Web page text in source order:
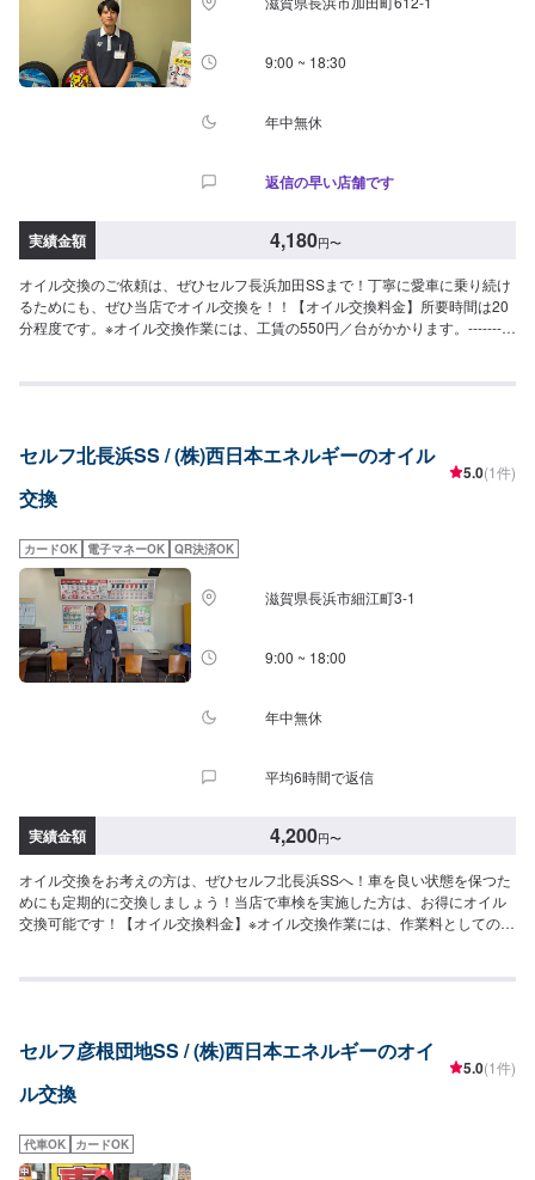
9:00 ~ 18:30
年中無休
返信の早い店舗です
実績金額 4,180円〜
オイル交換のご依頼は、ぜひセルフ長浜加田SSまで！丁寧に愛車に乗り続け
るためにも、ぜひ当店でオイル交換を！！【オイル交換料金】所要時間は20
分程度です。※オイル交換作業には、工賃の550円／台がかかります。----------
費）・0W-20▶︎1,870円（0W-20推奨車専用）<ガソリン車用>・0W-
30▶︎1,590円（DPF装置ディーゼル乗用車）・10W-30▶︎1,370円（DPF装置
ディーゼルトラック・バス）-----------その他料金----------->>オイルフィルター
2,420円〜／台>>２サイクルオイル1,320円〜／台
セルフ北長浜SS / (株)西日本エネルギーのオイル
交換
5.0(1件)
カードOK 電子マネーOK QR決済OK
滋賀県長浜市細江町3-1
9:00 ~ 18:00
年中無休
平均6時間で返信
実績金額 4,200円〜
オイル交換をお考えの方は、ぜひセルフ北長浜SSへ！車を良い状態を保つた
めにも定期的に交換しましょう！当店で車検を実施した方は、お得にオイル
交換可能です！【オイル交換料金】※オイル交換作業には、作業料としての
L（輸入車・スポーツ車対応）・0W-8.▶︎2,310円／L（環境対応／超省燃
対応）・10W-30▶︎1,540円／L（幅広い車種に対応）<ディーゼル車用>・
5W-30▶︎1,920円／L（DPF装置ディーゼル乗用車）・10W-30▶︎1,700円／
L（DPF装置ディーゼルトラック・バス）-----------その他料金----------->>オイ
セルフ彦根団地SS / (株)西日本エネルギーのオイ
ル交換
5.0(1件)
代車OK カードOK